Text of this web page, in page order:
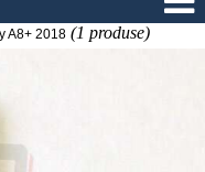
A8+ 2018 (1 produse)